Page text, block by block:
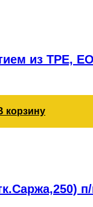
из TPE,
корзину